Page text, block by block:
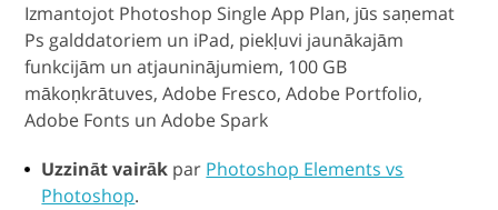
Izmantojot Photoshop Single App Plan, jūs saņemat
Ps galddatoriem un iPad, piekļuvi jaunākajām
funkcijām un atjauninājumiem, 100 GB
mākoņkrātuves, Adobe Fresco, Adobe Portfolio,
Adobe Fonts un Adobe Spark
Uzzināt vairāk par Photoshop Elements vs
Photoshop.